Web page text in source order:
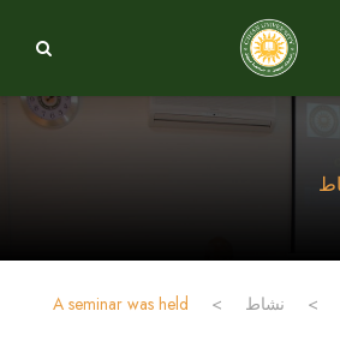
> نشاط >
A seminar was held